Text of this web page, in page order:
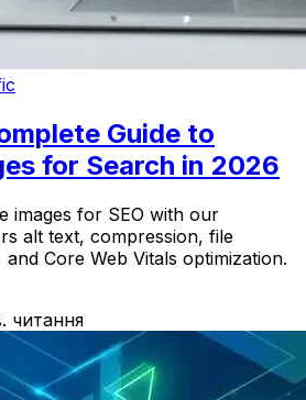
Guide to
for Search in 2026
images for SEO with our
alt text, compression, file
Core Web Vitals optimization.
читання